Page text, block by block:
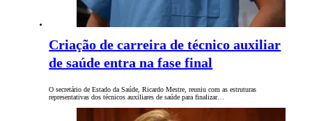
Criação de carreira de técnico auxiliar
de saúde entra na fase final
O secretário de Estado da Saúde, Ricardo Mestre, reuniu com as estruturas
representativas dos técnicos auxiliares de saúde para finalizar…